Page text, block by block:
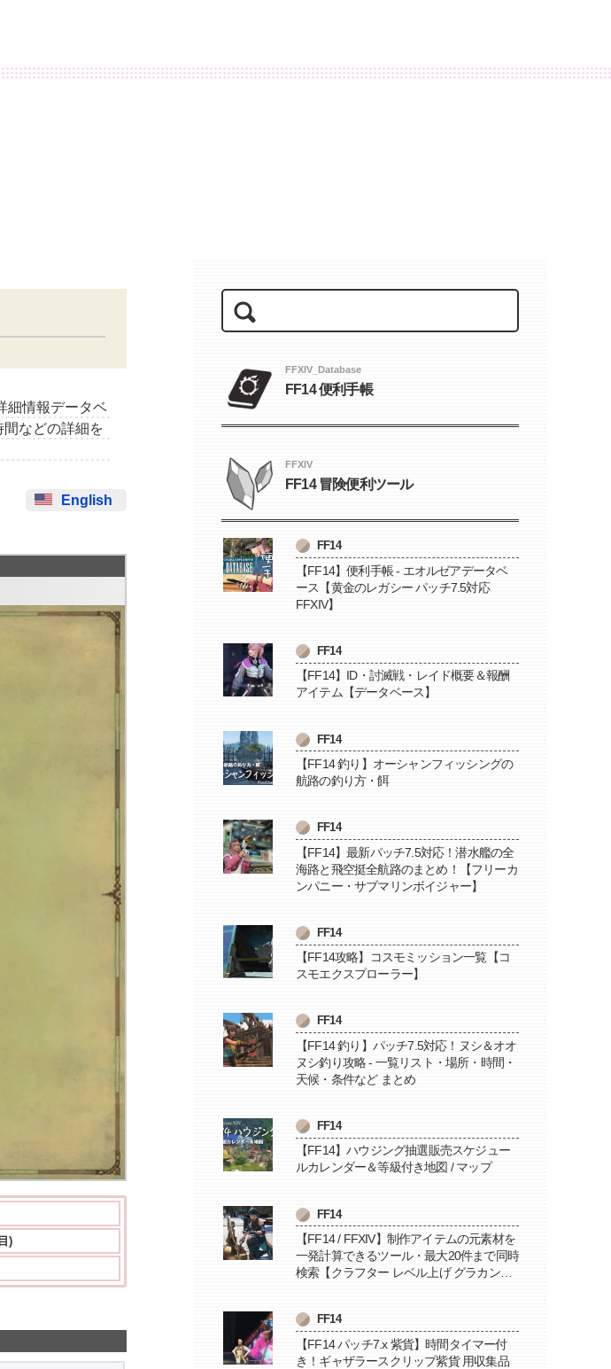
細情報データベ
などの詳細を
English
)
FFXIV_Database
FF14 便利手帳
FFXIV
FF14 冒険便利ツール
FF14
【FF14】便利手帳 - エオルゼアデータベ
ース【黄金のレガシー パッチ7.5対応
FFXIV】
FF14
【FF14】ID・討滅戦・レイド概要＆報酬
アイテム【データベース】
FF14
【FF14 釣り】オーシャンフィッシングの
航路の釣り方・餌
FF14
【FF14】最新パッチ7.5対応！潜水艦の全
海路と飛空挺全航路のまとめ！【フリーカ
ンパニー・サブマリンボイジャー】
FF14
【FF14攻略】コスモミッション一覧【コ
スモエクスプローラー】
FF14
【FF14 釣り】パッチ7.5対応！ヌシ＆オオ
ヌシ釣り攻略 - 一覧リスト・場所・時間・
天候・条件など まとめ
FF14
【FF14】ハウジング抽選販売スケジュー
ルカレンダー＆等級付き地図 / マップ
FF14
【FF14 / FFXIV】制作アイテムの元素材を
一発計算できるツール・最大20件まで同時
検索【クラフター レベル上げ グラカン納
FF14
【FF14 パッチ7.x 紫貨】時間タイマー付
き！ギャザラースクリップ紫貨 用収集品